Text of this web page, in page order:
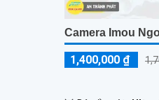
Camera Imou
1,400,000 ₫